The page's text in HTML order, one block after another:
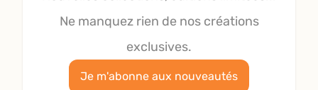
Ne manquez rien de nos créations
exclusives.
Je m'abonne aux nouveautés